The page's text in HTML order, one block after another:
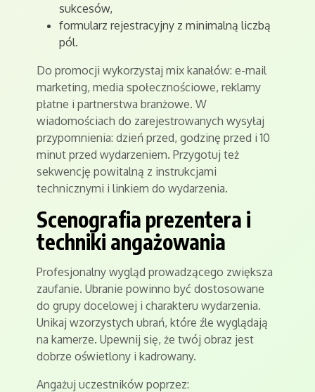
sukcesów,
formularz rejestracyjny z minimalną liczbą
pól.
Do promocji wykorzystaj mix kanałów: e-mail
marketing, media społecznościowe, reklamy
płatne i partnerstwa branżowe. W
wiadomościach do zarejestrowanych wysyłaj
przypomnienia: dzień przed, godzinę przed i 10
minut przed wydarzeniem. Przygotuj też
sekwencję powitalną z instrukcjami
technicznymi i linkiem do wydarzenia.
Scenografia prezentera i
techniki angażowania
Profesjonalny wygląd prowadzącego zwiększa
zaufanie. Ubranie powinno być dostosowane
do grupy docelowej i charakteru wydarzenia.
Unikaj wzorzystych ubrań, które źle wyglądają
na kamerze. Upewnij się, że twój obraz jest
dobrze oświetlony i kadrowany.
Angażuj uczestników poprzez: